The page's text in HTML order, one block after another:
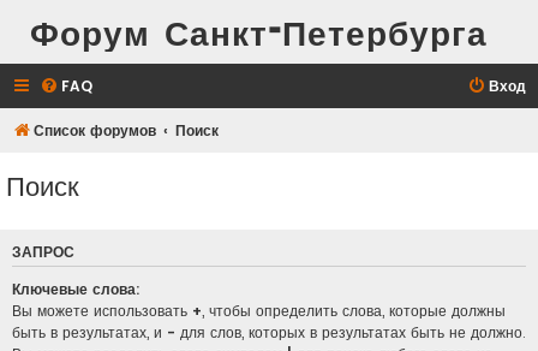
Форум Санкт-Петербурга
FAQ Вход
Список форумов Поиск
Поиск
ЗАПРОС
Ключевые слова:
Вы можете использовать +, чтобы определить слова, которые должны
быть в результатах, и - для слов, которых в результатах быть не должно.